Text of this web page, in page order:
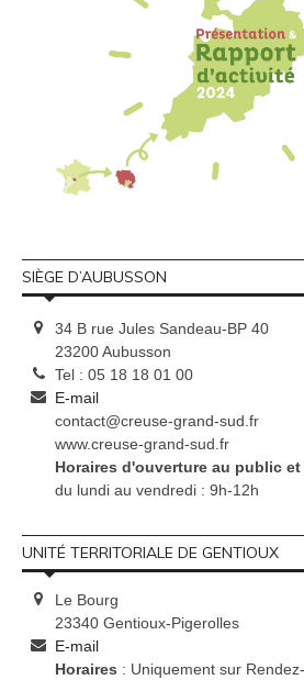
SIÈGE D’AUBUSSON
34 B rue Jules Sandeau-BP 40
23200 Aubusson
Tel : 05 18 18 01 00
E-mail
contact@creuse-grand-sud.fr
www.creuse-grand-sud.fr
Horaires d'ouverture au public
du lundi au vendredi : 9h-12h
UNITÉ TERRITORIALE DE GENTIOUX
Le Bourg
23340 Gentioux-Pigerolles
E-mail
Horaires : Uniquement sur